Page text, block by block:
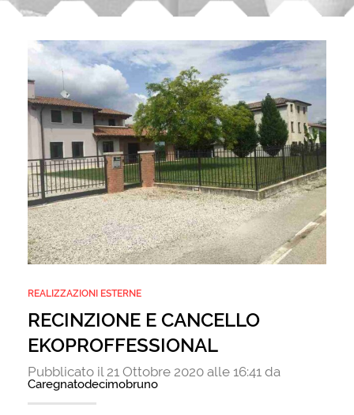
REALIZZAZIONI ESTERNE
RECINZIONE E CANCELLO
EKOPROFFESSIONAL
Pubblicato il 21 Ottobre 2020 alle 16:41 da
Caregnatodecimobruno